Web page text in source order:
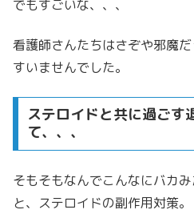
でもすごいな、、、
看護師さんたちはさぞや邪魔だ
すいませんでした。
ステロイドと共に過ごす
て、、、
そもそもなんでこんなにバカ
と、ステロイドの副作用対策。